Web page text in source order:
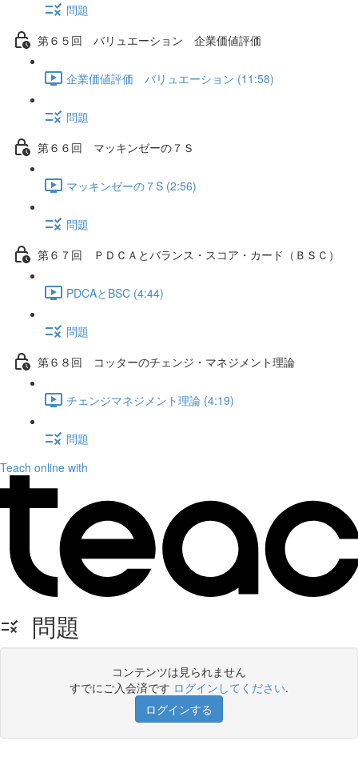
問題
第６５回 バリュエーション 企業価値評価
企業価値評価 バリュエーション (11:58)
問題
第６６回 マッキンゼーの７Ｓ
マッキンゼーの７S (2:56)
問題
第６７回 ＰＤＣＡとバランス・スコア・カード（ＢＳＣ）
PDCAとBSC (4:44)
問題
第６８回 コッターのチェンジ・マネジメント理論
チェンジマネジメント理論 (4:19)
問題
Teach online with
問題
コンテンツは見られません
すでにご入会済です ログインしてください.
ログインする